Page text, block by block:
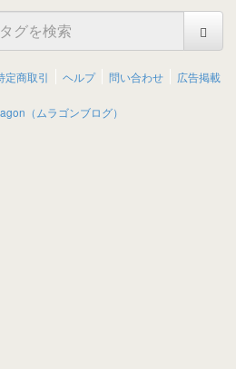
定商取引 ヘルプ 問い合わせ 広告掲載
（ムラゴンブログ）